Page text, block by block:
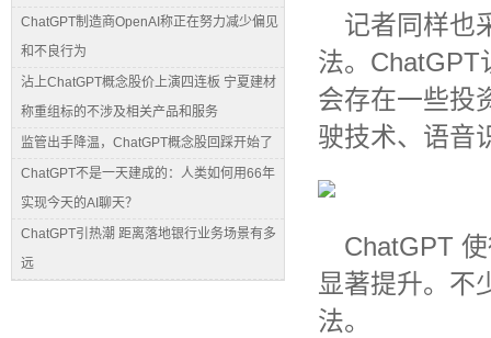
ChatGPT制造商OpenAI称正在努力减少偏见
和不良行为
沾上ChatGPT概念股价上演四连板 宁夏建材
称重组标的不涉及相关产品和服务
监管出手降温，ChatGPT概念股回踩开始了
ChatGPT不是一天建成的：人类如何用66年
实现今天的AI聊天？
ChatGPT引热潮 距离落地银行业务场景有多
远
记者同样也
法。ChatGPT
会存在一些投
驶技术、语音
ChatGPT
显著提升。不
法。